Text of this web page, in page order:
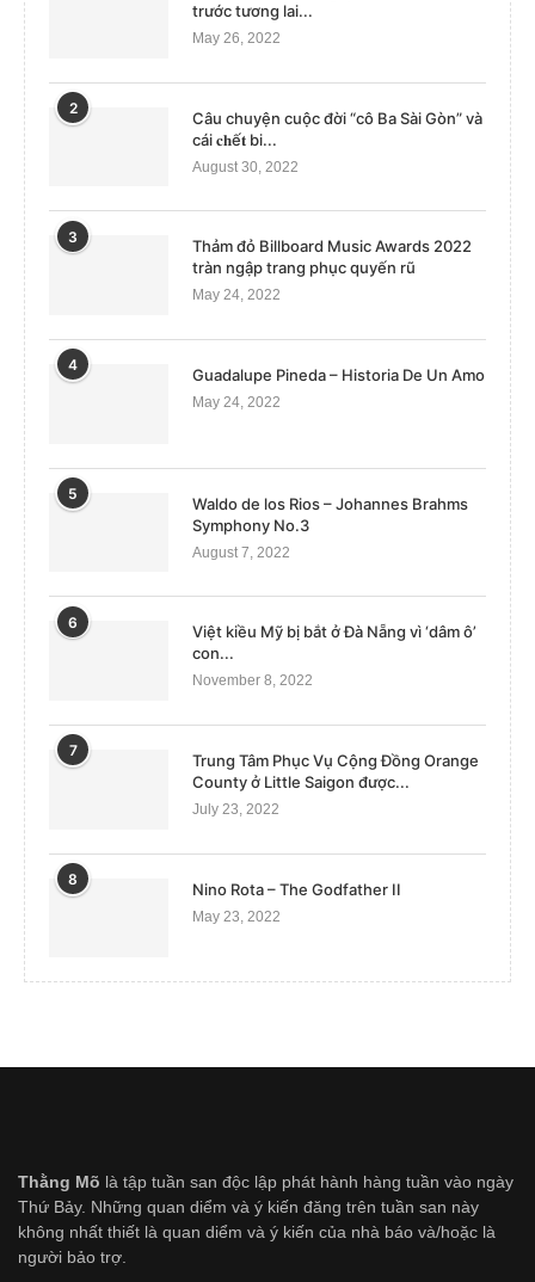
trước tương lai...
May 26, 2022
2
Câu chuyện cuộc đời “cô Ba Sài Gòn” và
cái 𝐜𝐡ế𝐭 bi...
August 30, 2022
3
Thảm đỏ Billboard Music Awards 2022
tràn ngập trang phục quyến rũ
May 24, 2022
4
Guadalupe Pineda – Historia De Un Amo
May 24, 2022
5
Waldo de los Rios – Johannes Brahms
Symphony No.3
August 7, 2022
6
Việt kiều Mỹ bị bắt ở Đà Nẵng vì ‘dâm ô’
con...
November 8, 2022
7
Trung Tâm Phục Vụ Cộng Đồng Orange
County ở Little Saigon được...
July 23, 2022
8
Nino Rota – The Godfather II
May 23, 2022
Thằng Mõ là tập tuần san độc lập phát hành hàng tuần vào ngày
Thứ Bảy. Những quan diểm và ý kiến đăng trên tuần san này
không nhất thiết là quan diểm và ý kiến của nhà báo và/hoặc là
người bảo trợ.